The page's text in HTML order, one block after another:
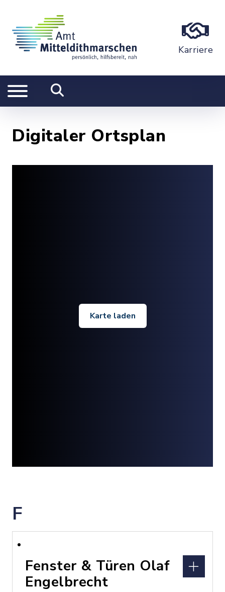
Karriere
Digitaler Ortsplan
Karte laden
F
Fenster & Türen Olaf
Engelbrecht